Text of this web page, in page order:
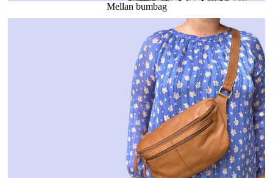
Mellan bumbag